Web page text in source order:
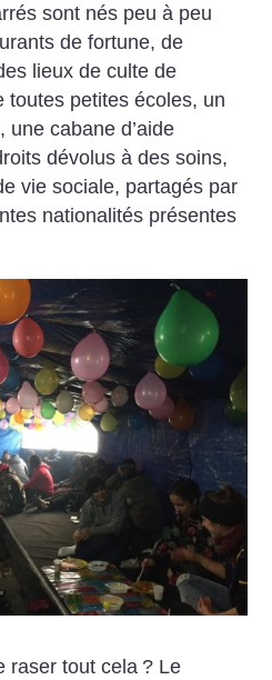
sont nés peu à peu
de fortune, de
lieux de culte de
toutes petites écoles, un
cabane d’aide
dévolus à des soins,
vie sociale, partagés par
nationalités présentes
raser tout cela ? Le